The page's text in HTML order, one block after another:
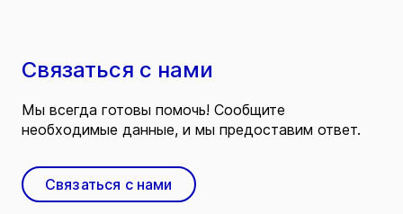
Связаться с нами
Мы всегда готовы помочь! Сообщите
необходимые данные, и мы предоставим ответ.
Связаться с нами